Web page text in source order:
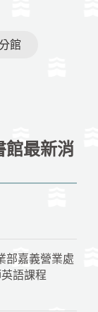
館
館最新消
部嘉義營業處
語課程